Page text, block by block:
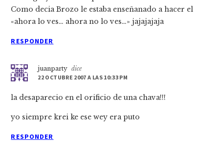
Como decia Brozo le estaba enseñanado a hacer el
«ahora lo ves… ahora no lo ves…» jajajajaja
RESPONDER
juanparty dice
22 OCTUBRE 2007 A LAS 10:33 PM
la desaparecio en el orificio de una chava!!!
yo siempre krei ke ese wey era puto
RESPONDER